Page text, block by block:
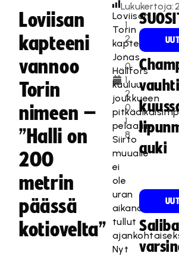
Loviisan
kapteeni
vannoo
Torin
nimeen –
”Halli on
200
metrin
päässä
kotiovelta”
1
2
.
0
1.
2
0
1
8
Lukukertoja:
Loviisan
Torin
kapteeni
Jonas
Hällfors
kuuluu
joukkueen
pelaajiin.
Siirto
muualle
ei
ole
uran
aikana
tullut
Nyt
auki